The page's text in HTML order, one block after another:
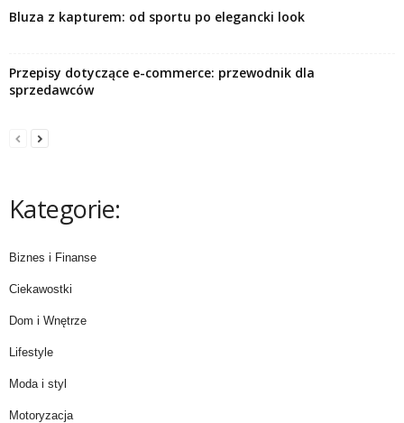
Bluza z kapturem: od sportu po elegancki look
Przepisy dotyczące e-commerce: przewodnik dla
sprzedawców
Kategorie:
Biznes i Finanse
Ciekawostki
Dom i Wnętrze
Lifestyle
Moda i styl
Motoryzacja